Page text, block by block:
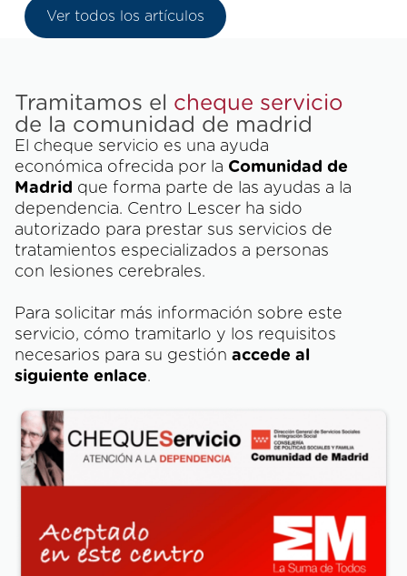
Ver todos los artículos
Tramitamos el cheque servicio
de la comunidad de madrid
El cheque servicio es una ayuda
económica ofrecida por la Comunidad de
Madrid que forma parte de las ayudas a la
dependencia. Centro Lescer ha sido
autorizado para prestar sus servicios de
tratamientos especializados a personas
con lesiones cerebrales.
Para solicitar más información sobre este
servicio, cómo tramitarlo y los requisitos
necesarios para su gestión accede al
siguiente enlace.